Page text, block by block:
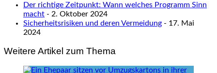
Der richtige Zeitpunkt: Wann welches Programm Sinn
macht - 2. Oktober 2024
Sicherheitsrisiken und deren Vermeidung - 17. Mai
2024
Weitere Artikel zum Thema